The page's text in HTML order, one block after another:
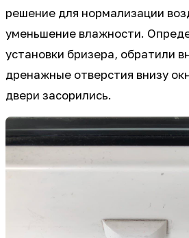
решение для нормализации
уменьшение влажности.
установки бризера, обратили
дренажные отверстия внизу
двери засорились.